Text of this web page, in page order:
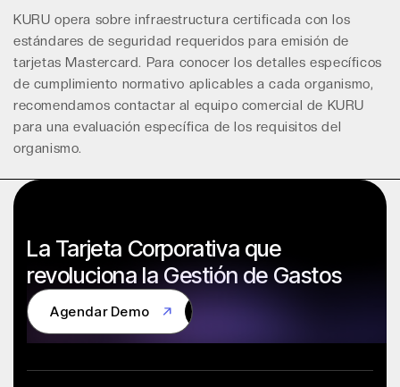
KURU opera sobre infraestructura certificada con los
estándares de seguridad requeridos para emisión de
tarjetas Mastercard. Para conocer los detalles específicos
de cumplimiento normativo aplicables a cada organismo,
recomendamos contactar al equipo comercial de KURU
para una evaluación específica de los requisitos del
organismo.
La Tarjeta Corporativa que
revoluciona la Gestión de Gastos
Agendar Demo
Agendar Demo